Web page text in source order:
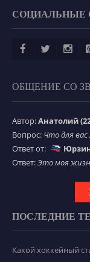
СОЦИАЛЬНЫЕ
ОБЩЕНИЕ СО
Автор:Анатолий
Вопрос: Что для вас
Ответ от:
Ответ:Это моя
ПОСЛЕДНИЕ
Какой хоккейный